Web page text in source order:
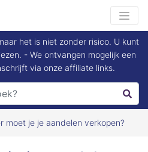
het is niet zonder risico. U kunt
- We ontvangen mogelijk een
via onze affiliate links.
moet je je aandelen verkopen?